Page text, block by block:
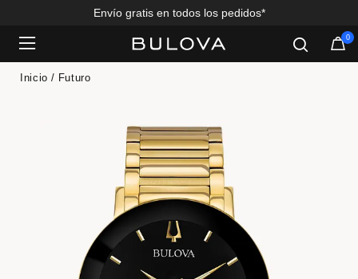
Envío gratis en todos los pedidos*
0
Inicio Futuro
Added to Manage Wishlist